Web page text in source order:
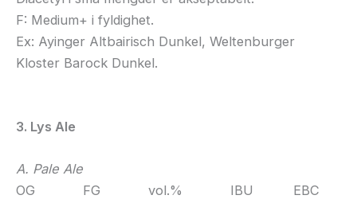
F: Medium+ i fyldighet.
Ex: Ayinger Altbairisch Dunkel, Weltenburger
Kloster Barock Dunkel.
3. Lys Ale
A. Pale Ale
OG FG vol.% IBU EBC